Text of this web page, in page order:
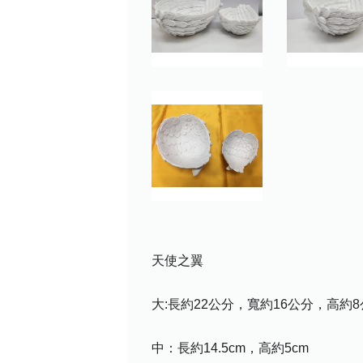
天使之翼
大:長約22公分，寬約16公分，高約8
中：長約14.5cm，高約5cm